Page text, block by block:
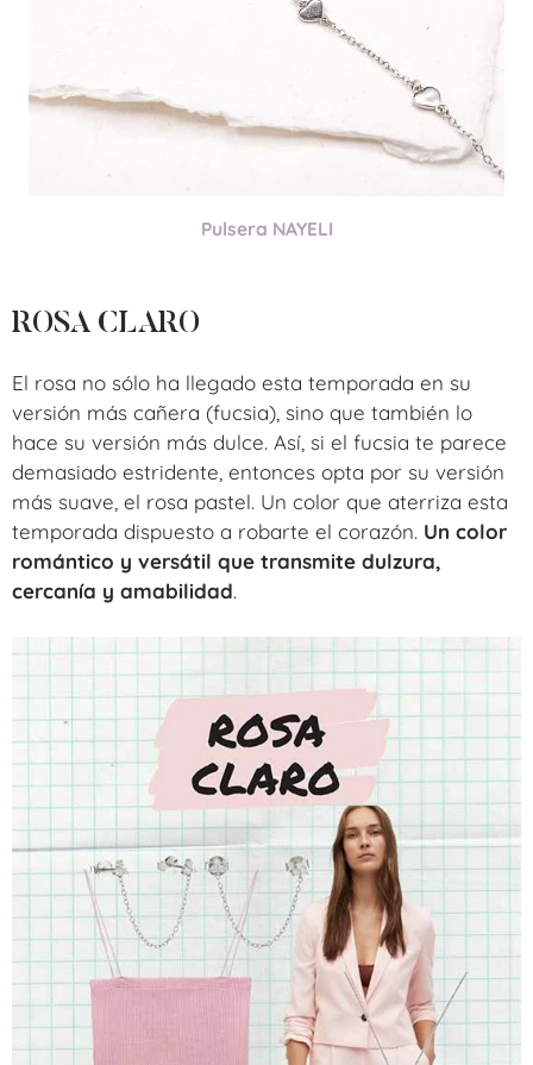
Pulsera NAYELI
ROSA CLARO
El rosa no sólo ha llegado esta temporada en su
versión más cañera (fucsia), sino que también lo
hace su versión más dulce. Así, si el fucsia te parece
demasiado estridente, entonces opta por su versión
más suave, el rosa pastel. Un color que aterriza esta
temporada dispuesto a robarte el corazón. Un color
romántico y versátil que transmite dulzura,
cercanía y amabilidad.